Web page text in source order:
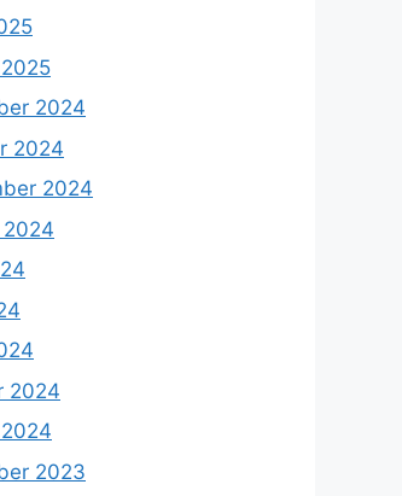
2024
2024
2024
2024
2023